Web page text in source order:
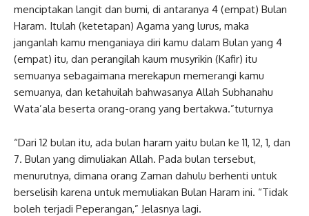
menciptakan langit dan bumi, di antaranya 4 (empat) Bulan
Haram. Itulah (ketetapan) Agama yang lurus, maka
janganlah kamu menganiaya diri kamu dalam Bulan yang 4
(empat) itu, dan perangilah kaum musyrikin (Kafir) itu
semuanya sebagaimana merekapun memerangi kamu
semuanya, dan ketahuilah bahwasanya Allah Subhanahu
Wata’ala beserta orang-orang yang bertakwa.”tuturnya
“Dari 12 bulan itu, ada bulan haram yaitu bulan ke 11, 12, 1, dan
7. Bulan yang dimuliakan Allah. Pada bulan tersebut,
menurutnya, dimana orang Zaman dahulu berhenti untuk
berselisih karena untuk memuliakan Bulan Haram ini. “Tidak
boleh terjadi Peperangan,” Jelasnya lagi.